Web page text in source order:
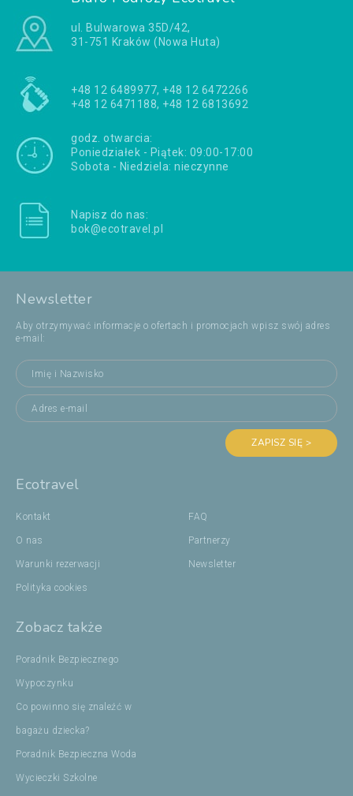
ul. Bulwarowa 35D/42,
31-751 Kraków (Nowa Huta)
+48 12 6489977, +48 12 6472266
+48 12 6471188, +48 12 6813692
godz. otwarcia:
Poniedziałek - Piątek: 09:00-17:00
Sobota - Niedziela: nieczynne
Napisz do nas:
bok@ecotravel.pl
Newsletter
Aby otrzymywać informacje o ofertach i promocjach wpisz swój adres
e-mail:
ZAPISZ SIĘ >
Ecotravel
Kontakt
O nas
Warunki rezerwacji
Polityka cookies
FAQ
Partnerzy
Newsletter
Zobacz także
Poradnik Bezpiecznego
Wypoczynku
Co powinno się znaleźć w
bagażu dziecka?
Poradnik Bezpieczna Woda
Wycieczki Szkolne